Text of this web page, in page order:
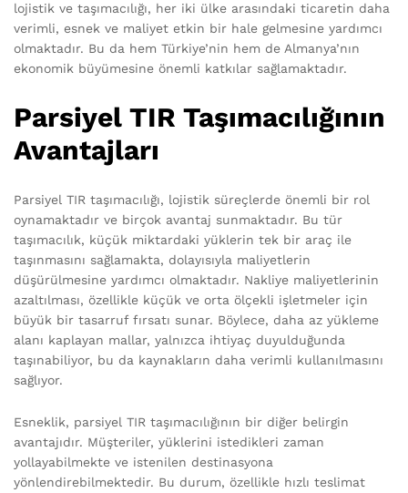
lojistik ve taşımacılığı, her iki ülke arasındaki ticaretin daha
verimli, esnek ve maliyet etkin bir hale gelmesine yardımcı
olmaktadır. Bu da hem Türkiye’nin hem de Almanya’nın
ekonomik büyümesine önemli katkılar sağlamaktadır.
Parsiyel TIR Taşımacılığının
Avantajları
Parsiyel TIR taşımacılığı, lojistik süreçlerde önemli bir rol
oynamaktadır ve birçok avantaj sunmaktadır. Bu tür
taşımacılık, küçük miktardaki yüklerin tek bir araç ile
taşınmasını sağlamakta, dolayısıyla maliyetlerin
düşürülmesine yardımcı olmaktadır. Nakliye maliyetlerinin
azaltılması, özellikle küçük ve orta ölçekli işletmeler için
büyük bir tasarruf fırsatı sunar. Böylece, daha az yükleme
alanı kaplayan mallar, yalnızca ihtiyaç duyulduğunda
taşınabiliyor, bu da kaynakların daha verimli kullanılmasını
sağlıyor.
Esneklik, parsiyel TIR taşımacılığının bir diğer belirgin
avantajıdır. Müşteriler, yüklerini istedikleri zaman
yollayabilmekte ve istenilen destinasyona
yönlendirebilmektedir. Bu durum, özellikle hızlı teslimat